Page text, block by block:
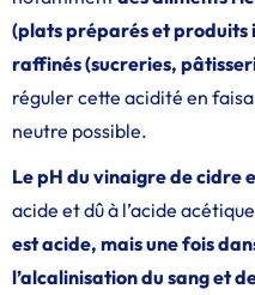
(plats préparés et produits
raffinés (sucreries,
réguler cette acidité en
neutre possible.
Le pH du vinaigre de cidre
acide et dû à l’acide
est acide, mais une fois
l’alcalinisation du sang et